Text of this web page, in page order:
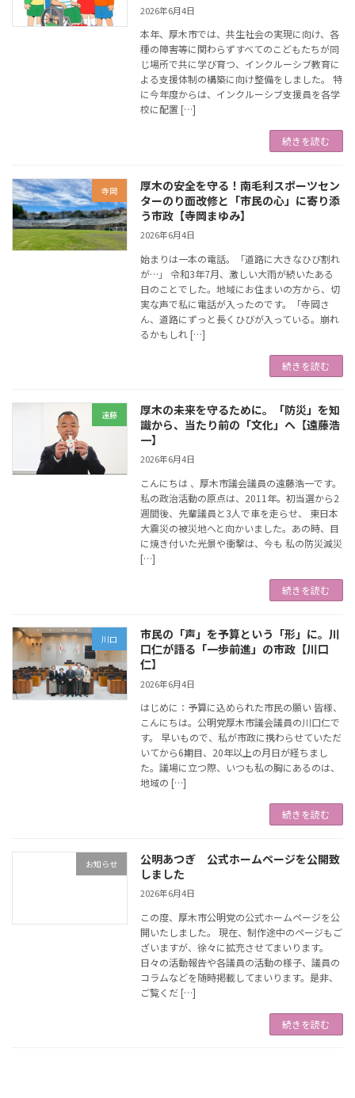
2026年6月4日
本年、厚木市では、共生社会の実現に向け、各
種の障害等に関わらずすべてのこどもたちが同
じ場所で共に学び育つ、インクルーシブ教育に
よる支援体制の構築に向け整備をしました。 特
に今年度からは、インクルーシブ支援員を各学
校に配置 […]
続きを読む
寺岡
厚木の安全を守る！南毛利スポーツセン
ターのり面改修と「市民の心」に寄り添
う市政【寺岡まゆみ】
2026年6月4日
始まりは一本の電話。「道路に大きなひび割れ
が…」 令和3年7月、激しい大雨が続いたある
日のことでした。地域にお住まいの方から、切
実な声で私に電話が入ったのです。「寺岡さ
ん、道路にずっと長くひびが入っている。崩れ
るかもしれ […]
続きを読む
遠藤
厚木の未来を守るために。「防災」を知
識から、当たり前の「文化」へ【遠藤浩
一】
2026年6月4日
こんにちは 、厚木市議会議員の遠藤浩一です。
私の政治活動の原点は、2011年。初当選から2
週間後、先輩議員と3人で車を走らせ、 東日本
大震災の被災地へと向かいました。あの時、目
に焼き付いた光景や衝撃は、今も 私の防災減災
[…]
続きを読む
川口
市民の「声」を予算という「形」に。川
口仁が語る「一歩前進」の市政【川口
仁】
2026年6月4日
はじめに：予算に込められた市民の願い 皆様、
こんにちは。公明党厚木市議会議員の川口仁で
す。 早いもので、私が市政に携わらせていただ
いてから6期目、20年以上の月日が経ちまし
た。議場に立つ際、いつも私の胸にあるのは、
地域の […]
続きを読む
お知らせ
公明あつぎ 公式ホームページを公開致
しました
2026年6月4日
この度、厚木市公明党の公式ホームページを公
開いたしました。 現在、制作途中のページもご
ざいますが、徐々に拡充させてまいります。
日々の活動報告や各議員の活動の様子、議員の
コラムなどを随時掲載してまいります。是非、
ご覧くだ […]
続きを読む